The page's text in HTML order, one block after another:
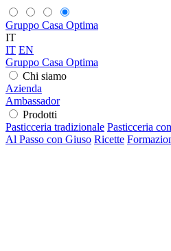
Gruppo Casa Optima
IT
IT EN
Gruppo Casa Optima
Chi siamo
Azienda
Ambassador
Prodotti
Pasticceria tradizionale Pasticceria
Al Passo con Giuso Ricette